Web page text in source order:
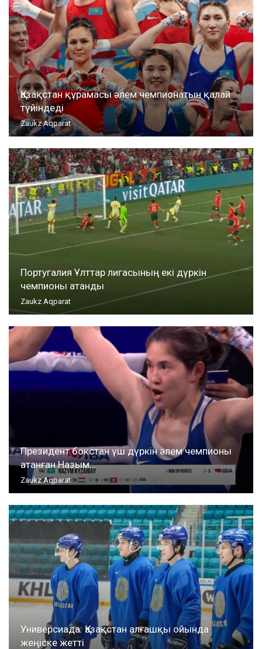
Қазақстан құрамасы әлем чемпионатын қалай
түйіндеді
Zaukz Aqparat
Португалия Ұлттар лигасының екі дүркін
чемпионы атанды
Zaukz Aqparat
Президент бокстан үш дүркін әлем чемпионы
атанған Назым…
Zaukz Aqparat
Универсиада: Қазақстан алғашқы ойында
жеңіске жетті